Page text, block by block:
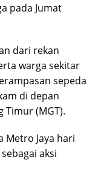
pada Jumat
dari rekan
warga sekitar
sepeda
di depan
Timur (MGT).
Metro Jaya hari
aksi